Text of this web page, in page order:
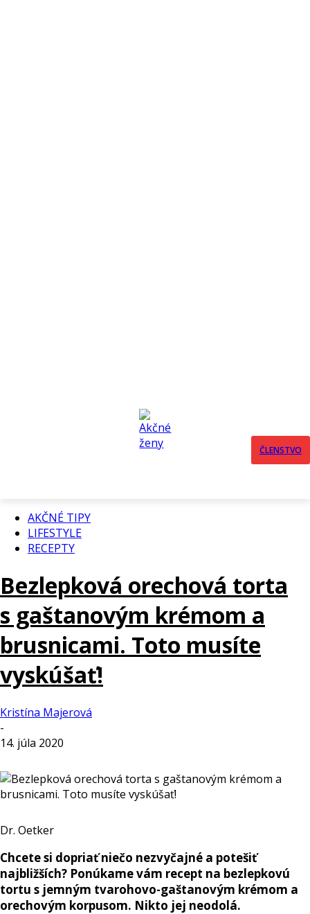
ČLENSTVO
AKČNÉ TIPY
LIFESTYLE
RECEPTY
Bezlepková orechová torta
s gaštanovým krémom a
brusnicami. Toto musíte
vyskúšať!
Kristína Majerová
-
14. júla 2020
Dr. Oetker
Chcete si dopriať niečo nezvyčajné a potešiť
najbližších? Ponúkame vám recept na bezlepkovú
tortu s jemným tvarohovo-gaštanovým krémom a
orechovým korpusom. Nikto jej neodolá.